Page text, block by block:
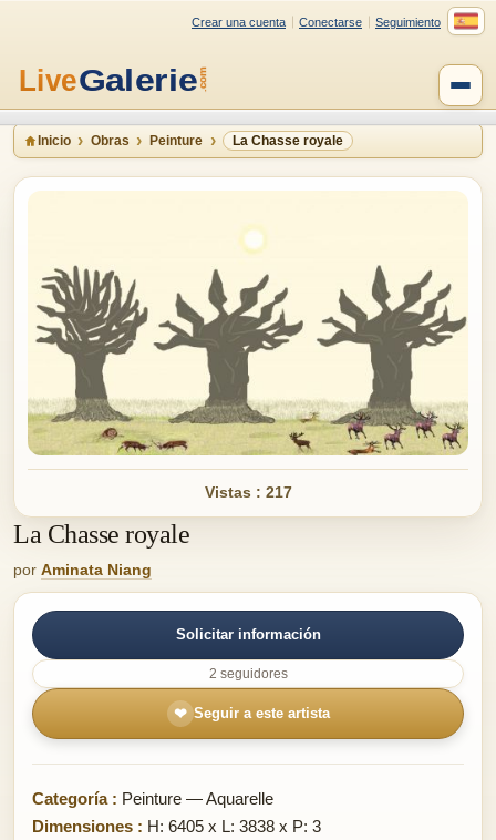
Crear una cuenta Conectarse Seguimiento
Inicio Obras Peinture La Chasse royale
Vistas : 217
La Chasse royale
por Aminata Niang
Solicitar información
2 seguidores
❤ Seguir a este artista
Categoría : Peinture — Aquarelle
Dimensiones : H: 6405 x L: 3838 x P: 3